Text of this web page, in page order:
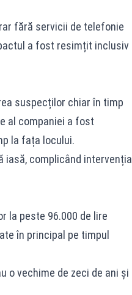
fără servicii de telefonie
a fost resimțit inclusiv
suspecților chiar în timp
al companiei a fost
la fața locului.
complicând intervenția
la peste 96.000 de lire
în principal pe timpul
o vechime de zeci de ani și